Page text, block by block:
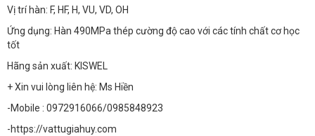
Vị trí hàn: F, HF, H, VU, VD, OH
Ứng dụng: Hàn 490MPa thép cường độ cao với các tính chất cơ học
tốt
Hãng sản xuất: KISWEL
+ Xin vui lòng liên hệ: Ms Hiền
-Mobile : 0972916066/0985848923
-https://vattugiahuy.com